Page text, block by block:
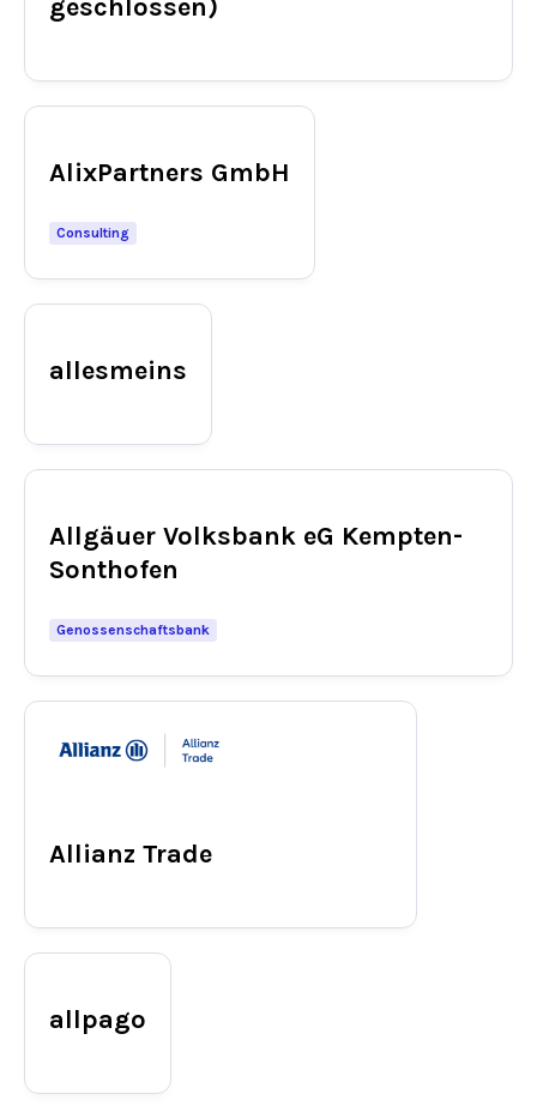
Bleiben Sie informiert
Artikel auf BANKINGCLUB.de und über aktuelle Events. Für die
[sibwp_form id=1]
geschlossen)
AlixPartners GmbH
Consulting
allesmeins
Allgäuer Volksbank eG Kempten-
Sonthofen
Genossenschaftsbank
Allianz Trade
allpago